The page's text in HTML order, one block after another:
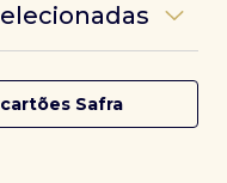
limite no cartão e
salas VIP Dragon
Safra